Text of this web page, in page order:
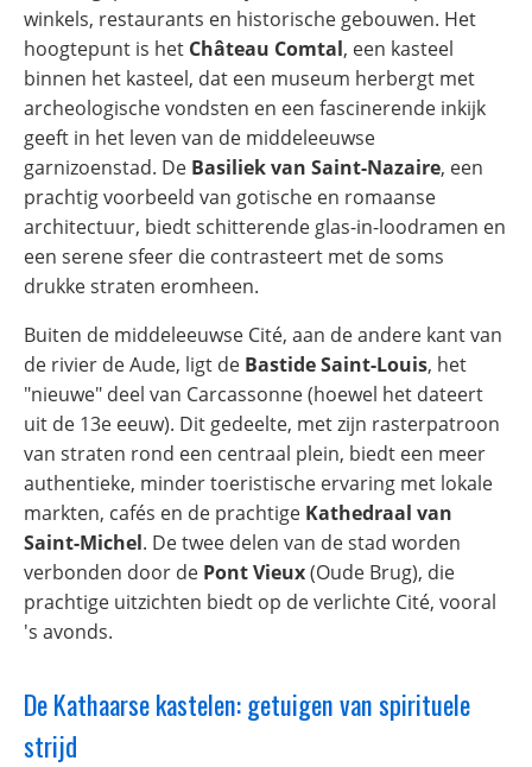
winkels, restaurants en historische gebouwen. Het
hoogtepunt is het Château Comtal, een kasteel
binnen het kasteel, dat een museum herbergt met
archeologische vondsten en een fascinerende inkijk
geeft in het leven van de middeleeuwse
garnizoenstad. De Basiliek van Saint-Nazaire, een
prachtig voorbeeld van gotische en romaanse
architectuur, biedt schitterende glas-in-loodramen en
een serene sfeer die contrasteert met de soms
drukke straten eromheen.
Buiten de middeleeuwse Cité, aan de andere kant van
de rivier de Aude, ligt de Bastide Saint-Louis, het
"nieuwe" deel van Carcassonne (hoewel het dateert
uit de 13e eeuw). Dit gedeelte, met zijn rasterpatroon
van straten rond een centraal plein, biedt een meer
authentieke, minder toeristische ervaring met lokale
markten, cafés en de prachtige Kathedraal van
Saint-Michel. De twee delen van de stad worden
verbonden door de Pont Vieux(Oude Brug), die
prachtige uitzichten biedt op de verlichte Cité, vooral
's avonds.
De Kathaarse kastelen: getuigen van spirituele
strijd